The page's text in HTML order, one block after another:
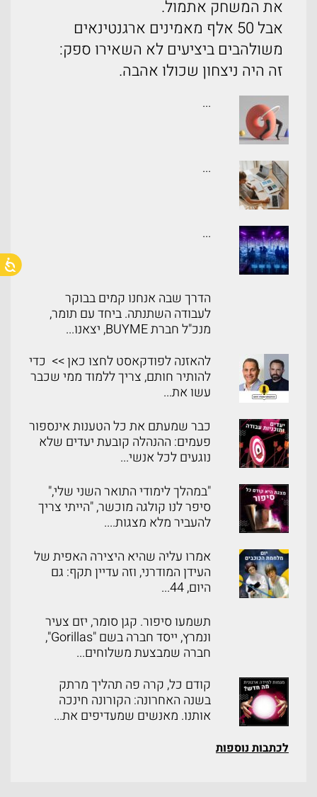
את המשחק אתמול.
אבל 50 אלף מאמינים ארגנטינאים
משולהבים ביציעים לא השאירו ספק:
זה היה ניצחון שכולו אהבה.
...
...
...
הדרך שבה אנחנו קמים בבוקר
לעבודה השתנתה. ביחד עם תומר,
מנכ"ל חברת BUYME, יצאנו...
להאזנה לפודקאסט לחצו כאן >> כדי
להותיר חותם, צריך ללמוד ממי שכבר
עשו את...
כבר שמעתם את כל הטענות אינספור
פעמים: ההנהלה קובעת יעדים שלא
נוגעים לכל אנשי...
"במהלך לימודי התואר השני שלי,"
סיפר לנו קולגה מוכשר, "הייתי צריך
להעביר מלא מצגות....
אמרו עליה שהיא היצירה האפית של
העידן המודרני, וזה עדיין תקף: גם
היום, 44...
תשמעו סיפור. קגן סומר, יזם צעיר
ונמרץ, ייסד חברה בשם "Gorillas",
חברה שמבצעת משלוחים...
קודם כל, קרה פה תהליך מרתק
בשנה האחרונה: הקורונה חינכה
אותנו. מאנשים שמעדיפים את...
לכתבות נוספות